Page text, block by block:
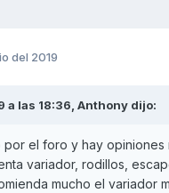
del 2019
a las 18:36, Anthony dijo:
el foro y hay opiniones
variador, rodillos,
mucho el variador